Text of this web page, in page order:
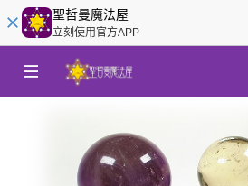
聖哲曼魔法屋
立刻使用官方APP